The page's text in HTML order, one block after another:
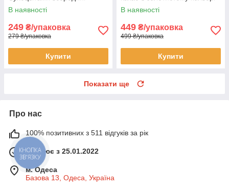
250ML-С в упаковці 2 шт
В наявності
249 ₴/упаковка
279 ₴/упаковка
Купити
ZB243 в упаковці 6 шт
В наявності
449 ₴/упаковка
499 ₴/упаковка
Купити
Показати ще
Про нас
100% позитивних з 511 відгуків за рік
Працює з 25.01.2022
м. Одеса
Базова 13, Одеса, Україна
КНОПКА
ЗВ'ЯЗКУ